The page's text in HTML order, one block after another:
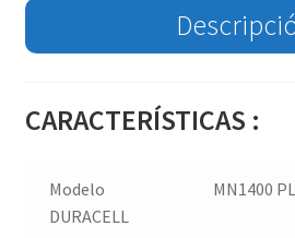
CARACTERÍSTICAS :
Modelo
DURACELL
MN1400